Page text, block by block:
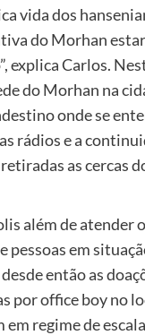
vida dos
do Morhan estar
explica Carlos.
do Morhan na
onde se
rádios e a
as cercas
além de atender
em
então as
por office boy no
regime de